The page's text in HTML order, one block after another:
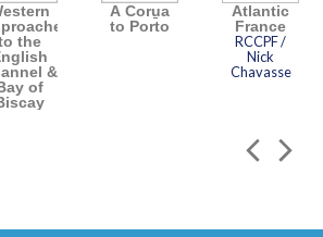
the
&
of
A Coru̱a
to Porto
Atlantic
France
RCCPF /
Nick
Chavasse